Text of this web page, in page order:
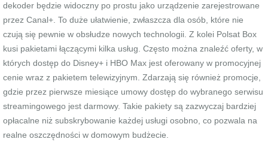
dekoder będzie widoczny po prostu jako urządzenie zarejestrowane
przez Canal+. To duże ułatwienie, zwłaszcza dla osób, które nie
czują się pewnie w obsłudze nowych technologii. Z kolei Polsat Box
kusi pakietami łączącymi kilka usług. Często można znaleźć oferty, w
których dostęp do Disney+ i HBO Max jest oferowany w promocyjnej
cenie wraz z pakietem telewizyjnym. Zdarzają się również promocje,
gdzie przez pierwsze miesiące umowy dostęp do wybranego serwisu
streamingowego jest darmowy. Takie pakiety są zazwyczaj bardziej
opłacalne niż subskrybowanie każdej usługi osobno, co pozwala na
realne oszczędności w domowym budżecie.